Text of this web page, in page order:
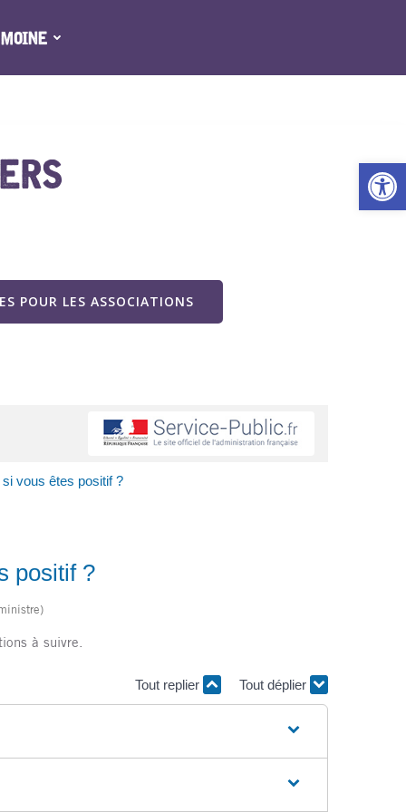
POUR LES ASSOCIATIONS
vous êtes positif ?
positif ?
à suivre.
Tout replier Tout déplier